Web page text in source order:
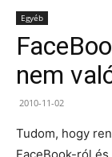
Egyéb
nem
2010-11-02
Tudom, hogy